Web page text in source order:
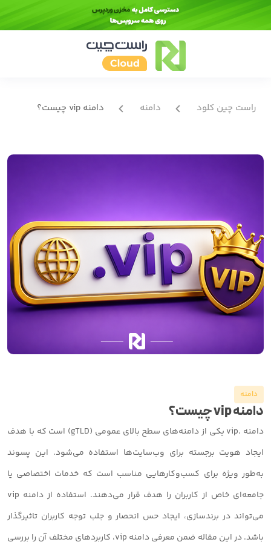
راست چین کلود دامنه دامنه vip چیست؟
دامنه
دامنه vip چیست؟
دامنه .vip یکی از دامنه‌های سطح بالای عمومی (gTLD) است که با هدف
ایجاد هویت برجسته برای وب‌سایت‌ها استفاده می‌شود. این پسوند
به‌طور ویژه برای کسب‌وکارهایی مناسب است که خدمات اختصاصی یا
جامعه‌ای خاص از کاربران را هدف قرار می‌دهند. استفاده از دامنه vip
می‌تواند در برندسازی، ایجاد حس انحصار و جلب توجه کاربران تاثیرگذار
باشد. در این مقاله ضمن معرفی دامنه vip، کاربردهای مختلف آن را بررسی